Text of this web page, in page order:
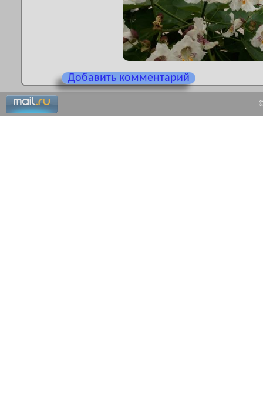
Добавить комментарий